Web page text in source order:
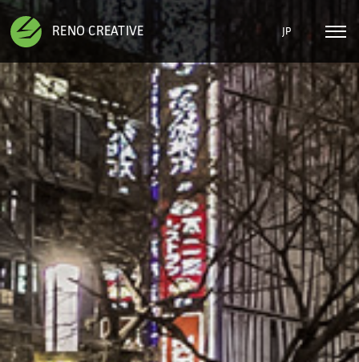
RENO CREATIVE